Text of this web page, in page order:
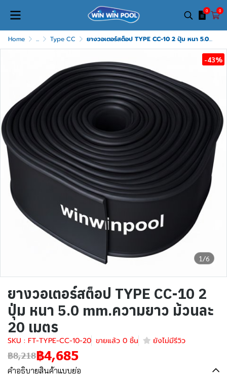
0 0
Home ... Type CC ยางวอเตอร์สต็อป TYPE CC-10 2 ปุ่ม หนา 5.0 mm.ความยาว ม้วนละ 20 เมตร
1/6
-43%
ยางวอเตอร์สต็อป TYPE CC-10 2
ปุ่ม หนา 5.0 mm.ความยาว ม้วนละ
20 เมตร
SKU : FT-TYPE-CC-10-20 ขายแล้ว 0 ชิ้น ยังไม่มีรีวิว
฿8,218฿4,685
คำอธิบายสินค้าแบบย่อ